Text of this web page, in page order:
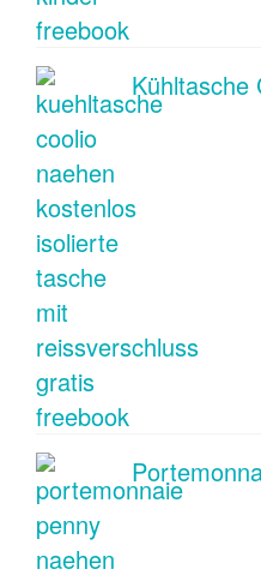
Kühltasche